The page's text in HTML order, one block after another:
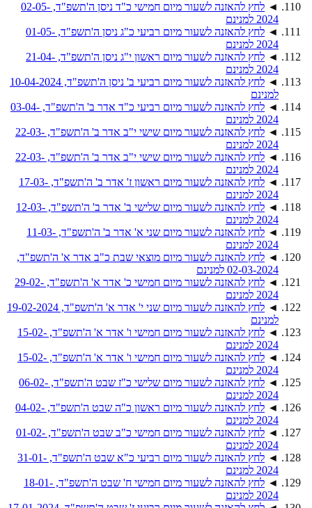
◄
לחץ להאזנה לשעור מיום חמישי כ"ד ניסן ה'תשפ"ד, 02-05-
2024 למנינם
◄
לחץ להאזנה לשעור מיום רביעי כ"ג ניסן ה'תשפ"ד, 01-05-
2024 למנינם
◄
לחץ להאזנה לשעור מיום ראשון י"ג ניסן ה'תשפ"ד, 21-04-
2024 למנינם
◄
לחץ להאזנה לשעור מיום רביעי ב' ניסן ה'תשפ"ד, 10-04-2024
למנינם
◄
לחץ להאזנה לשעור מיום רביעי כ"ד אדר ב' ה'תשפ"ד, 03-04-
2024 למנינם
◄
לחץ להאזנה לשעור מיום שישי י"ב אדר ב' ה'תשפ"ד, 22-03-
2024 למנינם
◄
לחץ להאזנה לשעור מיום שישי י"ב אדר ב' ה'תשפ"ד, 22-03-
2024 למנינם
◄
לחץ להאזנה לשעור מיום ראשון ז' אדר ב' ה'תשפ"ד, 17-03-
2024 למנינם
◄
לחץ להאזנה לשעור מיום שלישי ב' אדר ב' ה'תשפ"ד, 12-03-
2024 למנינם
◄
לחץ להאזנה לשעור מיום שני א' אדר ב' ה'תשפ"ד, 11-03-
2024 למנינם
◄ לחץ להאזנה לשעור מיום מוצאי שבת כ"ב אדר א' ה'תשפ"ד,
02-03-2024 למנינם
◄
לחץ להאזנה לשעור מיום חמישי כ' אדר א' ה'תשפ"ד, 29-02-
2024 למנינם
◄
לחץ להאזנה לשעור מיום שני י' אדר א' ה'תשפ"ד, 19-02-2024
למנינם
◄
לחץ להאזנה לשעור מיום חמישי ו' אדר א' ה'תשפ"ד, 15-02-
2024 למנינם
◄
לחץ להאזנה לשעור מיום חמישי ו' אדר א' ה'תשפ"ד, 15-02-
2024 למנינם
◄
לחץ להאזנה לשעור מיום שלישי כ"ז שבט ה'תשפ"ד, 06-02-
2024 למנינם
◄
לחץ להאזנה לשעור מיום ראשון כ"ה שבט ה'תשפ"ד, 04-02-
2024 למנינם
◄
לחץ להאזנה לשעור מיום חמישי כ"ב שבט ה'תשפ"ד, 01-02-
2024 למנינם
◄
לחץ להאזנה לשעור מיום רביעי כ"א שבט ה'תשפ"ד, 31-01-
2024 למנינם
◄
לחץ להאזנה לשעור מיום חמישי ח' שבט ה'תשפ"ד, 18-01-
2024 למנינם